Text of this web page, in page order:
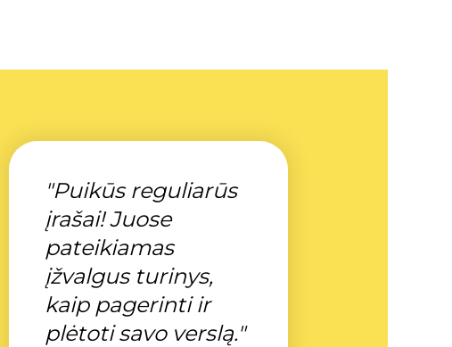
"Puikūs reguliarūs
įrašai! Juose
pateikiamas
įžvalgus turinys,
kaip pagerinti ir
plėtoti savo verslą."